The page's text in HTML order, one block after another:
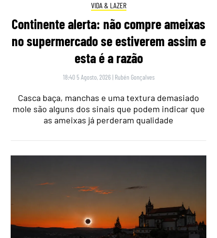
VIDA & LAZER
Continente alerta: não compre ameixas
no supermercado se estiverem assim e
esta é a razão
18:40 5 Agosto, 2026 | Rubén Gonçalves
Casca baça, manchas e uma textura demasiado
mole são alguns dos sinais que podem indicar que
as ameixas já perderam qualidade